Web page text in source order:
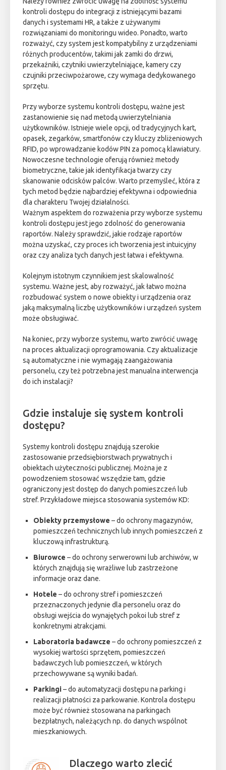
kontroli dostępu do integracji z istniejącymi bazami
danych i systemami HR, a także z używanymi
rozwiązaniami do monitoringu wideo. Ponadto, warto
rozważyć, czy system jest kompatybilny z urządzeniami
różnych producentów, takimi jak zamki do drzwi,
przekaźniki, czytniki uwierzytelniające, kamery czy
czujniki przeciwpożarowe, czy wymaga dedykowanego
sprzętu.
Przy wyborze systemu kontroli dostępu, ważne jest
zastanowienie się nad metodą uwierzytelniania
użytkowników. Istnieje wiele opcji, od tradycyjnych kart,
opasek, zegarków, smartfonów czy kluczy zbliżeniowych
RFID, po wprowadzanie kodów PIN za pomocą klawiatury.
Nowoczesne technologie oferują również metody
biometryczne, takie jak identyfikacja twarzy czy
skanowanie odcisków palców. Warto przemyśleć, która z
tych metod będzie najbardziej efektywna i odpowiednia
dla charakteru Twojej działalności.
Ważnym aspektem do rozważenia przy wyborze systemu
kontroli dostępu jest jego zdolność do generowania
raportów. Należy sprawdzić, jakie rodzaje raportów
można uzyskać, czy proces ich tworzenia jest intuicyjny
oraz czy analiza tych danych jest łatwa i efektywna.
Kolejnym istotnym czynnikiem jest skalowalność
systemu. Ważne jest, aby rozważyć, jak łatwo można
rozbudować system o nowe obiekty i urządzenia oraz
jaką maksymalną liczbę użytkowników i urządzeń system
może obsługiwać.
Na koniec, przy wyborze systemu, warto zwrócić uwagę
na proces aktualizacji oprogramowania. Czy aktualizacje
są automatyczne i nie wymagają zaangażowania
personelu, czy też potrzebna jest manualna interwencja
do ich instalacji?
Gdzie instaluje się system kontroli
dostępu?
Systemy kontroli dostępu znajdują szerokie
zastosowanie przedsiębiorstwach prywatnych i
obiektach użyteczności publicznej. Można je z
powodzeniem stosować wszędzie tam, gdzie
ograniczony jest dostęp do danych pomieszczeń lub
stref. Przykładowe miejsca stosowania systemów KD:
Obiekty przemysłowe – do ochrony magazynów,
pomieszczeń technicznych lub innych pomieszczeń z
kluczową infrastrukturą.
Biurowce – do ochrony serwerowni lub archiwów, w
których znajdują się wrażliwe lub zastrzeżone
informacje oraz dane.
Hotele – do ochrony stref i pomieszczeń
przeznaczonych jedynie dla personelu oraz do
obsługi wejścia do wynajętych pokoi lub stref z
konkretnymi atrakcjami.
Laboratoria badawcze – do ochrony pomieszczeń z
wysokiej wartości sprzętem, pomieszczeń
badawczych lub pomieszczeń, w których
przechowywane są wyniki badań.
Parkingi– do automatyzacji dostępu na parking i
realizacji płatności za parkowanie. Kontrola dostępu
może być również stosowana na parkingach
bezpłatnych, należących np. do danych wspólnot
mieszkaniowych.
Dlaczego warto zlecić